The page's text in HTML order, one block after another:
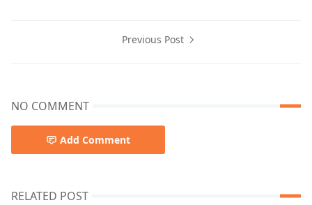
Previous Post
NO COMMENT
Add Comment
RELATED POST